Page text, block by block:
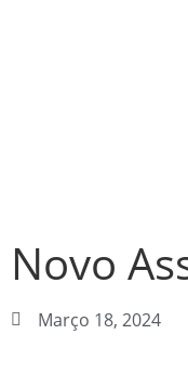
Novo
Março 18, 2024